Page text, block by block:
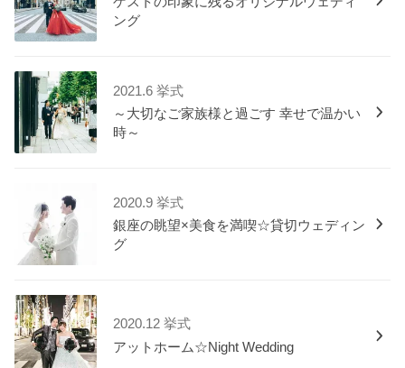
ング
2021.6 挙式
～大切なご家族様と過ごす 幸せで温かい
時～
2020.9 挙式
銀座の眺望×美食を満喫☆貸切ウェディン
グ
2020.12 挙式
アットホーム☆Night Wedding